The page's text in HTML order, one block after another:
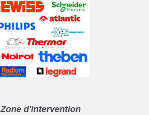
Zone d'intervention